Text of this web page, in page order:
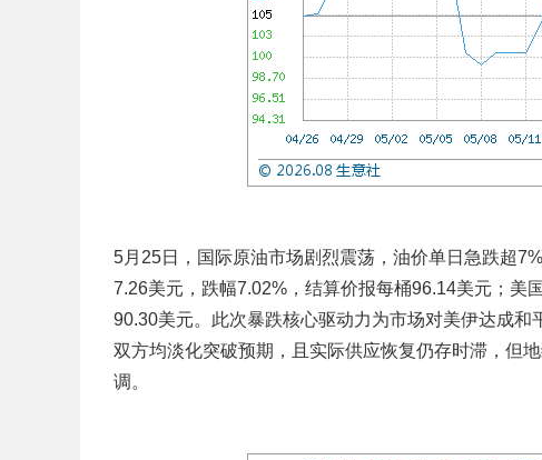
5月25日，国际原油市场剧烈震荡，油价单日急跌超
7.26美元，跌幅7.02%，结算价报每桶96.14美元；美
90.30美元。此次暴跌核心驱动力为市场对美伊达成
双方均淡化突破预期，且实际供应恢复仍存时滞，但
调。